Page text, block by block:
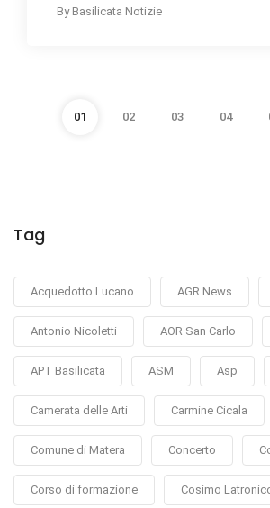
By Basilicata Notizie
01 02 03 04
Tag
Acquedotto Lucano AGR News
Antonio Nicoletti AOR San Carlo
APT Basilicata ASM Asp
Camerata delle Arti Carmine Cicala
Comune di Matera Concerto
Corso di formazione Cosimo